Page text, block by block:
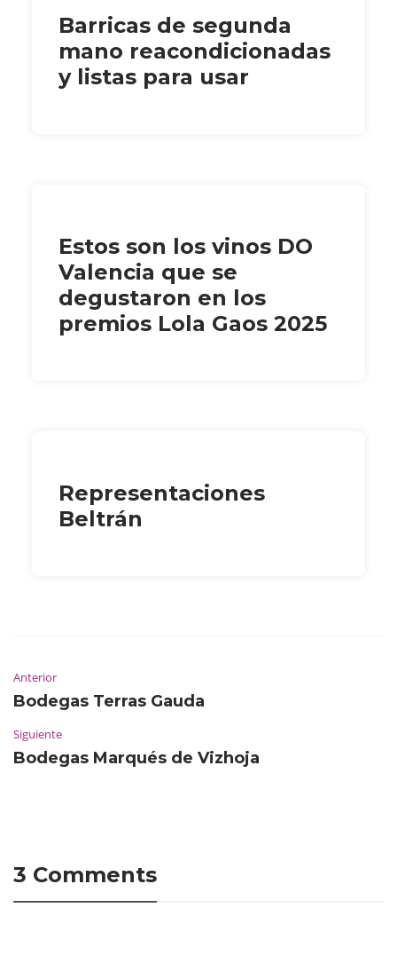
Barricas de segunda
mano reacondicionadas
y listas para usar
Estos son los vinos DO
Valencia que se
degustaron en los
premios Lola Gaos 2025
Representaciones
Beltrán
Anterior
Bodegas Terras Gauda
Siguiente
Bodegas Marqués de Vizhoja
3 Comments